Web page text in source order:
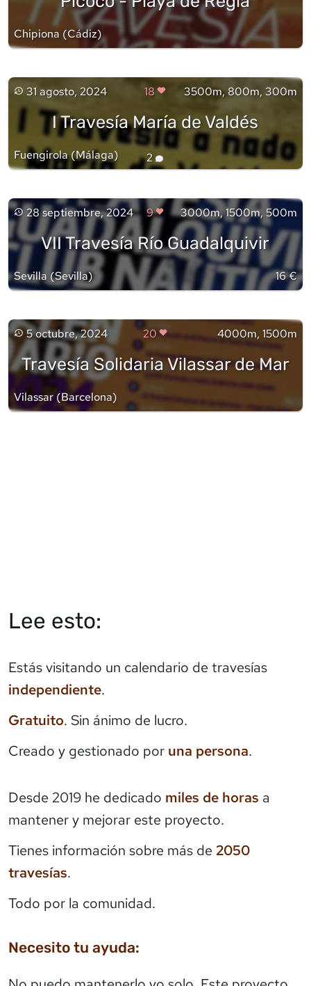
Chipiona (Cádiz)
31 agosto, 2024 18 3500m, 800m, 300m
I Travesía María de Valdés
Fuengirola(Málaga) 2
28 septiembre, 2024 9 3000m, 1500m, 500m
VII Travesía Río Guadalquivir
Sevilla (Sevilla) 16 €
5 octubre, 2024 20 4000m, 1500m
Travesía Solidaria Vilassar de Mar
Vilassar (Barcelona)
Lee esto:
Estás visitando un calendario de travesías
independiente.
Gratuito. Sin ánimo de lucro.
Creado y gestionado por una persona.
Desde 2019 he dedicado miles de horas a
mantener y mejorar este proyecto.
Tienes información sobre más de 2050
travesías.
Todo por la comunidad.
Necesito tu ayuda: